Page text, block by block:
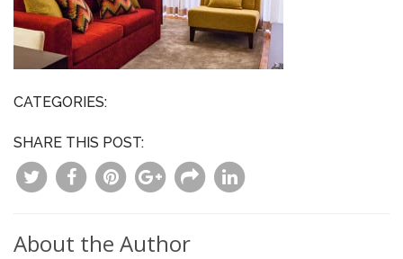
CATEGORIES:
SHARE THIS POST:
About the Author